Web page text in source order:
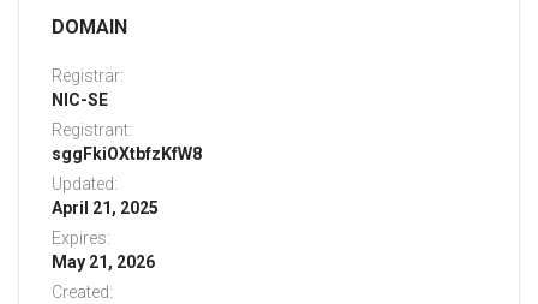
DOMAIN
Registrar:
NIC-SE
Registrant:
sggFkiOXtbfzKfW8
Updated:
April 21, 2025
Expires:
May 21, 2026
Created: